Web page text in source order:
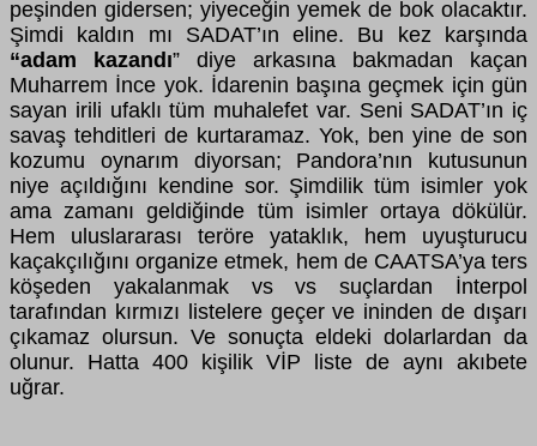
peşinden gidersen; yiyeceğin yemek de bok olacaktır.
Şimdi kaldın mı SADAT’ın eline. Bu kez karşında
“adam kazandı” diye arkasına bakmadan kaçan
Muharrem İnce yok. İdarenin başına geçmek için gün
sayan irili ufaklı tüm muhalefet var. Seni SADAT’ın iç
savaş tehditleri de kurtaramaz. Yok, ben yine de son
kozumu oynarım diyorsan; Pandora’nın kutusunun
niye açıldığını kendine sor. Şimdilik tüm isimler yok
ama zamanı geldiğinde tüm isimler ortaya dökülür.
Hem uluslararası teröre yataklık, hem uyuşturucu
kaçakçılığını organize etmek, hem de CAATSA’ya ters
köşeden yakalanmak vs vs suçlardan İnterpol
tarafından kırmızı listelere geçer ve ininden de dışarı
çıkamaz olursun. Ve sonuçta eldeki dolarlardan da
olunur. Hatta 400 kişilik VİP liste de aynı akıbete
uğrar.